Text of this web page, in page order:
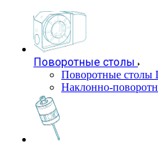
Поворотные столы
Поворотные столы
Наклонно-